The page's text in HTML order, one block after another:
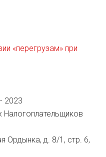
«перегрузам» при
2023
Ордынка, д. 8/1, стр. 6,